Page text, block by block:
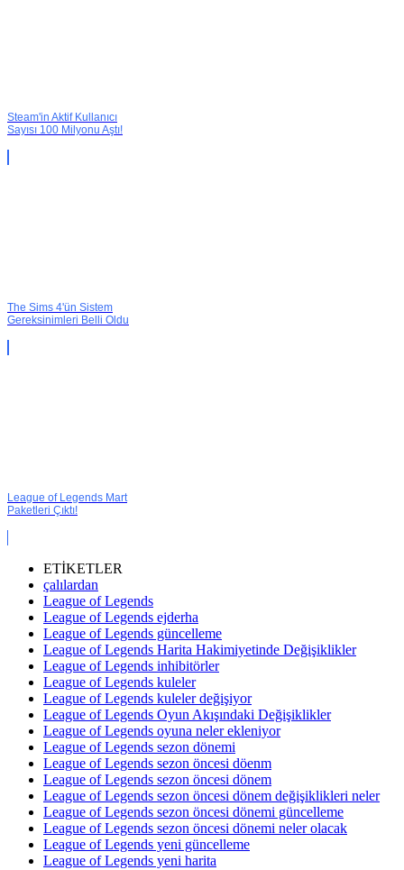
Steam'in Aktif Kullanıcı
Sayısı 100 Milyonu Aştı!
The Sims 4'ün Sistem
Gereksinimleri Belli Oldu
League of Legends Mart
Paketleri Çıktı!
ETİKETLER
çalılardan
League of Legends
League of Legends ejderha
League of Legends güncelleme
League of Legends Harita Hakimiyetinde Değişiklikler
League of Legends inhibitörler
League of Legends kuleler
League of Legends kuleler değişiyor
League of Legends Oyun Akışındaki Değişiklikler
League of Legends oyuna neler ekleniyor
League of Legends sezon dönemi
League of Legends sezon öncesi döenm
League of Legends sezon öncesi dönem
League of Legends sezon öncesi dönem değişiklikleri neler
League of Legends sezon öncesi dönemi güncelleme
League of Legends sezon öncesi dönemi neler olacak
League of Legends yeni güncelleme
League of Legends yeni harita